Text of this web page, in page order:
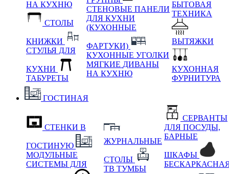
НА КУХНЮ
СТОЛЫ
КНИЖКИ
СТУЛЬЯ ДЛЯ
КУХНИ
ТАБУРЕТЫ
СТЕНОВЫЕ ПАНЕЛИ
ДЛЯ КУХНИ
(КУХОННЫЕ
ФАРТУКИ)
КУХОННЫЕ УГОЛКИ
МЯГКИЕ ДИВАНЫ
НА КУХНЮ
БЫТОВАЯ
ТЕХНИКА
ВЫТЯЖКИ
КУХОННАЯ
ФУРНИТУРА
ГОСТИНАЯ
СТЕНКИ В
ГОСТИНУЮ
МОДУЛЬНЫЕ
СИСТЕМЫ ДЛЯ
ЖУРНАЛЬНЫЕ
СТОЛЫ
ТВ ТУМБЫ
СЕРВАНТЫ
ДЛЯ ПОСУДЫ,
БАРНЫЕ
ШКАФЫ